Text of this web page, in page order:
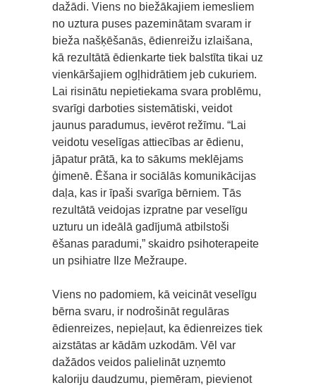
dažādi. Viens no biežākajiem iemesliem
no uztura puses pazeminātam svaram ir
bieža našķēšanās, ēdienreižu izlaišana,
kā rezultātā̄ ēdienkarte tiek balstīta tikai uz
vienkāršajiem ogļhidrātiem jeb cukuriem.
Lai risinātu nepietiekama svara problēmu,
svarīgi darboties sistemātiski, veidot
jaunus paradumus, ievērot režīmu. “Lai
veidotu veselīgas attiecības ar ēdienu,
jāpatur prātā̄, ka to sākums meklējams
ģimenē. Ēšana ir sociālās komunikācijas
daļa, kas ir īpaši svarīga bērniem. Tās
rezultātā veidojas izpratne par veselīgu
uzturu un ideālā gadījumā atbilstoši
ēšanas paradumi,” skaidro psihoterapeite
un psihiatre Ilze Mežraupe.
Viens no padomiem, kā veicināt veselīgu
bērna svaru, ir nodrošināt regulāras
ēdienreizes, nepieļaut, ka ēdienreizes tiek
aizstātas ar kādām uzkodām. Vēl var
dažādos veidos palielināt uzņemto
kaloriju daudzumu, piemēram, pievienot